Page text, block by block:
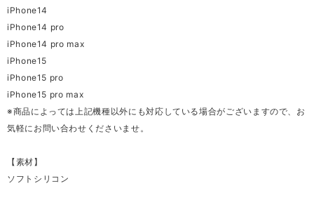
iPhone14
iPhone14 pro
iPhone14 pro max
iPhone15
iPhone15 pro
iPhone15 pro max
※商品によっては上記機種以外にも対応している場合がございますので、お
気軽にお問い合わせくださいませ。
【素材】
ソフトシリコン